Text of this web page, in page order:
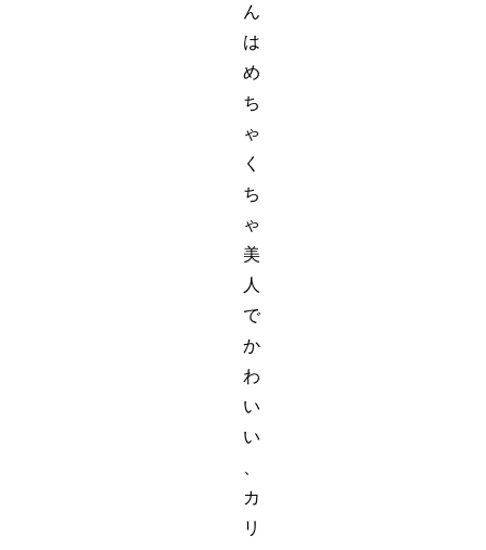
ん
は
め
ち
ゃ
く
ち
ゃ
美
人
で
か
わ
い
い
カ
リ